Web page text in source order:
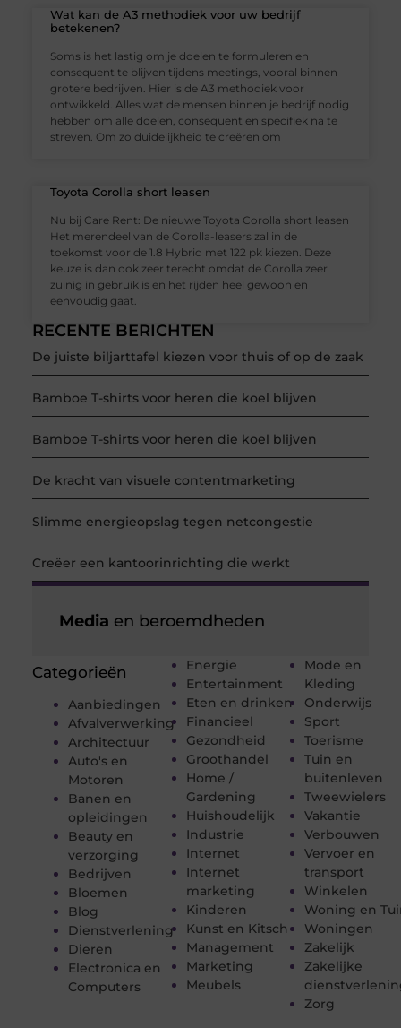
RECENTE BERICHTEN
De juiste biljarttafel kiezen voor thuis of op de zaak
Bamboe T-shirts voor heren die koel blijven
Bamboe T-shirts voor heren die koel blijven
De kracht van visuele contentmarketing
Slimme energieopslag tegen netcongestie
Creëer een kantoorinrichting die werkt
Categorieën
Aanbiedingen
Afvalverwerking
Architectuur
Auto's en
Motoren
Banen en
opleidingen
Beauty en
verzorging
Bedrijven
Bloemen
Blog
Dienstverlening
Dieren
Electronica en
Computers
Energie
Entertainment
Eten en drinken
Financieel
Gezondheid
Groothandel
Home /
Gardening
Huishoudelijk
Industrie
Internet
Internet
marketing
Kinderen
Kunst en Kitsch
Management
Marketing
Meubels
Mode en
Kleding
Onderwijs
Sport
Toerisme
Tuin en
buitenleven
Tweewielers
Vakantie
Verbouwen
Vervoer en
transport
Winkelen
Woning en
Woningen
Zakelijk
Zakelijke
Zorg
Media en beroemdheden
Wat kan de A3 methodiek voor uw bedrijf
betekenen?
Soms is het lastig om je doelen te formuleren en
consequent te blijven tijdens meetings, vooral binnen
grotere bedrijven. Hier is de A3 methodiek voor
ontwikkeld. Alles wat de mensen binnen je bedrijf nodig
hebben om alle doelen, consequent en specifiek na te
streven. Om zo duidelijkheid te creëren om
Toyota Corolla short leasen
Nu bij Care Rent: De nieuwe Toyota Corolla short leasen
Het merendeel van de Corolla-leasers zal in de
toekomst voor de 1.8 Hybrid met 122 pk kiezen. Deze
keuze is dan ook zeer terecht omdat de Corolla zeer
zuinig in gebruik is en het rijden heel gewoon en
eenvoudig gaat.